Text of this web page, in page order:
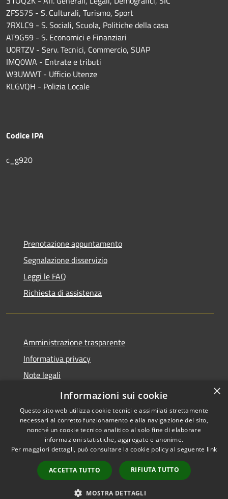
ZFS575 - S. Culturali, Turismo, Sport
7RXLC9 - S. Sociali, Scuola, Politiche della casa
AT9G59 - S. Economici e Finanziari
U0RTZV - Serv. Tecnici, Commercio, SUAP
IMQ0WA - Entrate e tributi
W3UWWT - Ufficio Utenze
KLGVQH - Polizia Locale
Codice IPA
c_g920
Prenotazione appuntamento
Segnalazione disservizio
Leggi le FAQ
Richiesta di assistenza
Amministrazione trasparente
Informativa privacy
Note legali
Dichiarazione di accessibilità
Accessibilità
Copyright © 2026 • Comune di
Porto San Giorgio • Powered by
Municipium•
Accesso
redazione
×
Informazioni sui cookie
Questo sito web utilizza cookie tecnici e assimilati strettamente
necessari al corretto funzionamento e alla navigazione del sito,
nonché un cookie tecnico analitico al solo fine di elaborare
informazioni statistiche, aggregate e anonime.
Per maggiori dettagli, può consultare la cookie policy al seguente link
ACCETTA TUTTO RIFIUTA TUTTO
MOSTRA DETTAGLI